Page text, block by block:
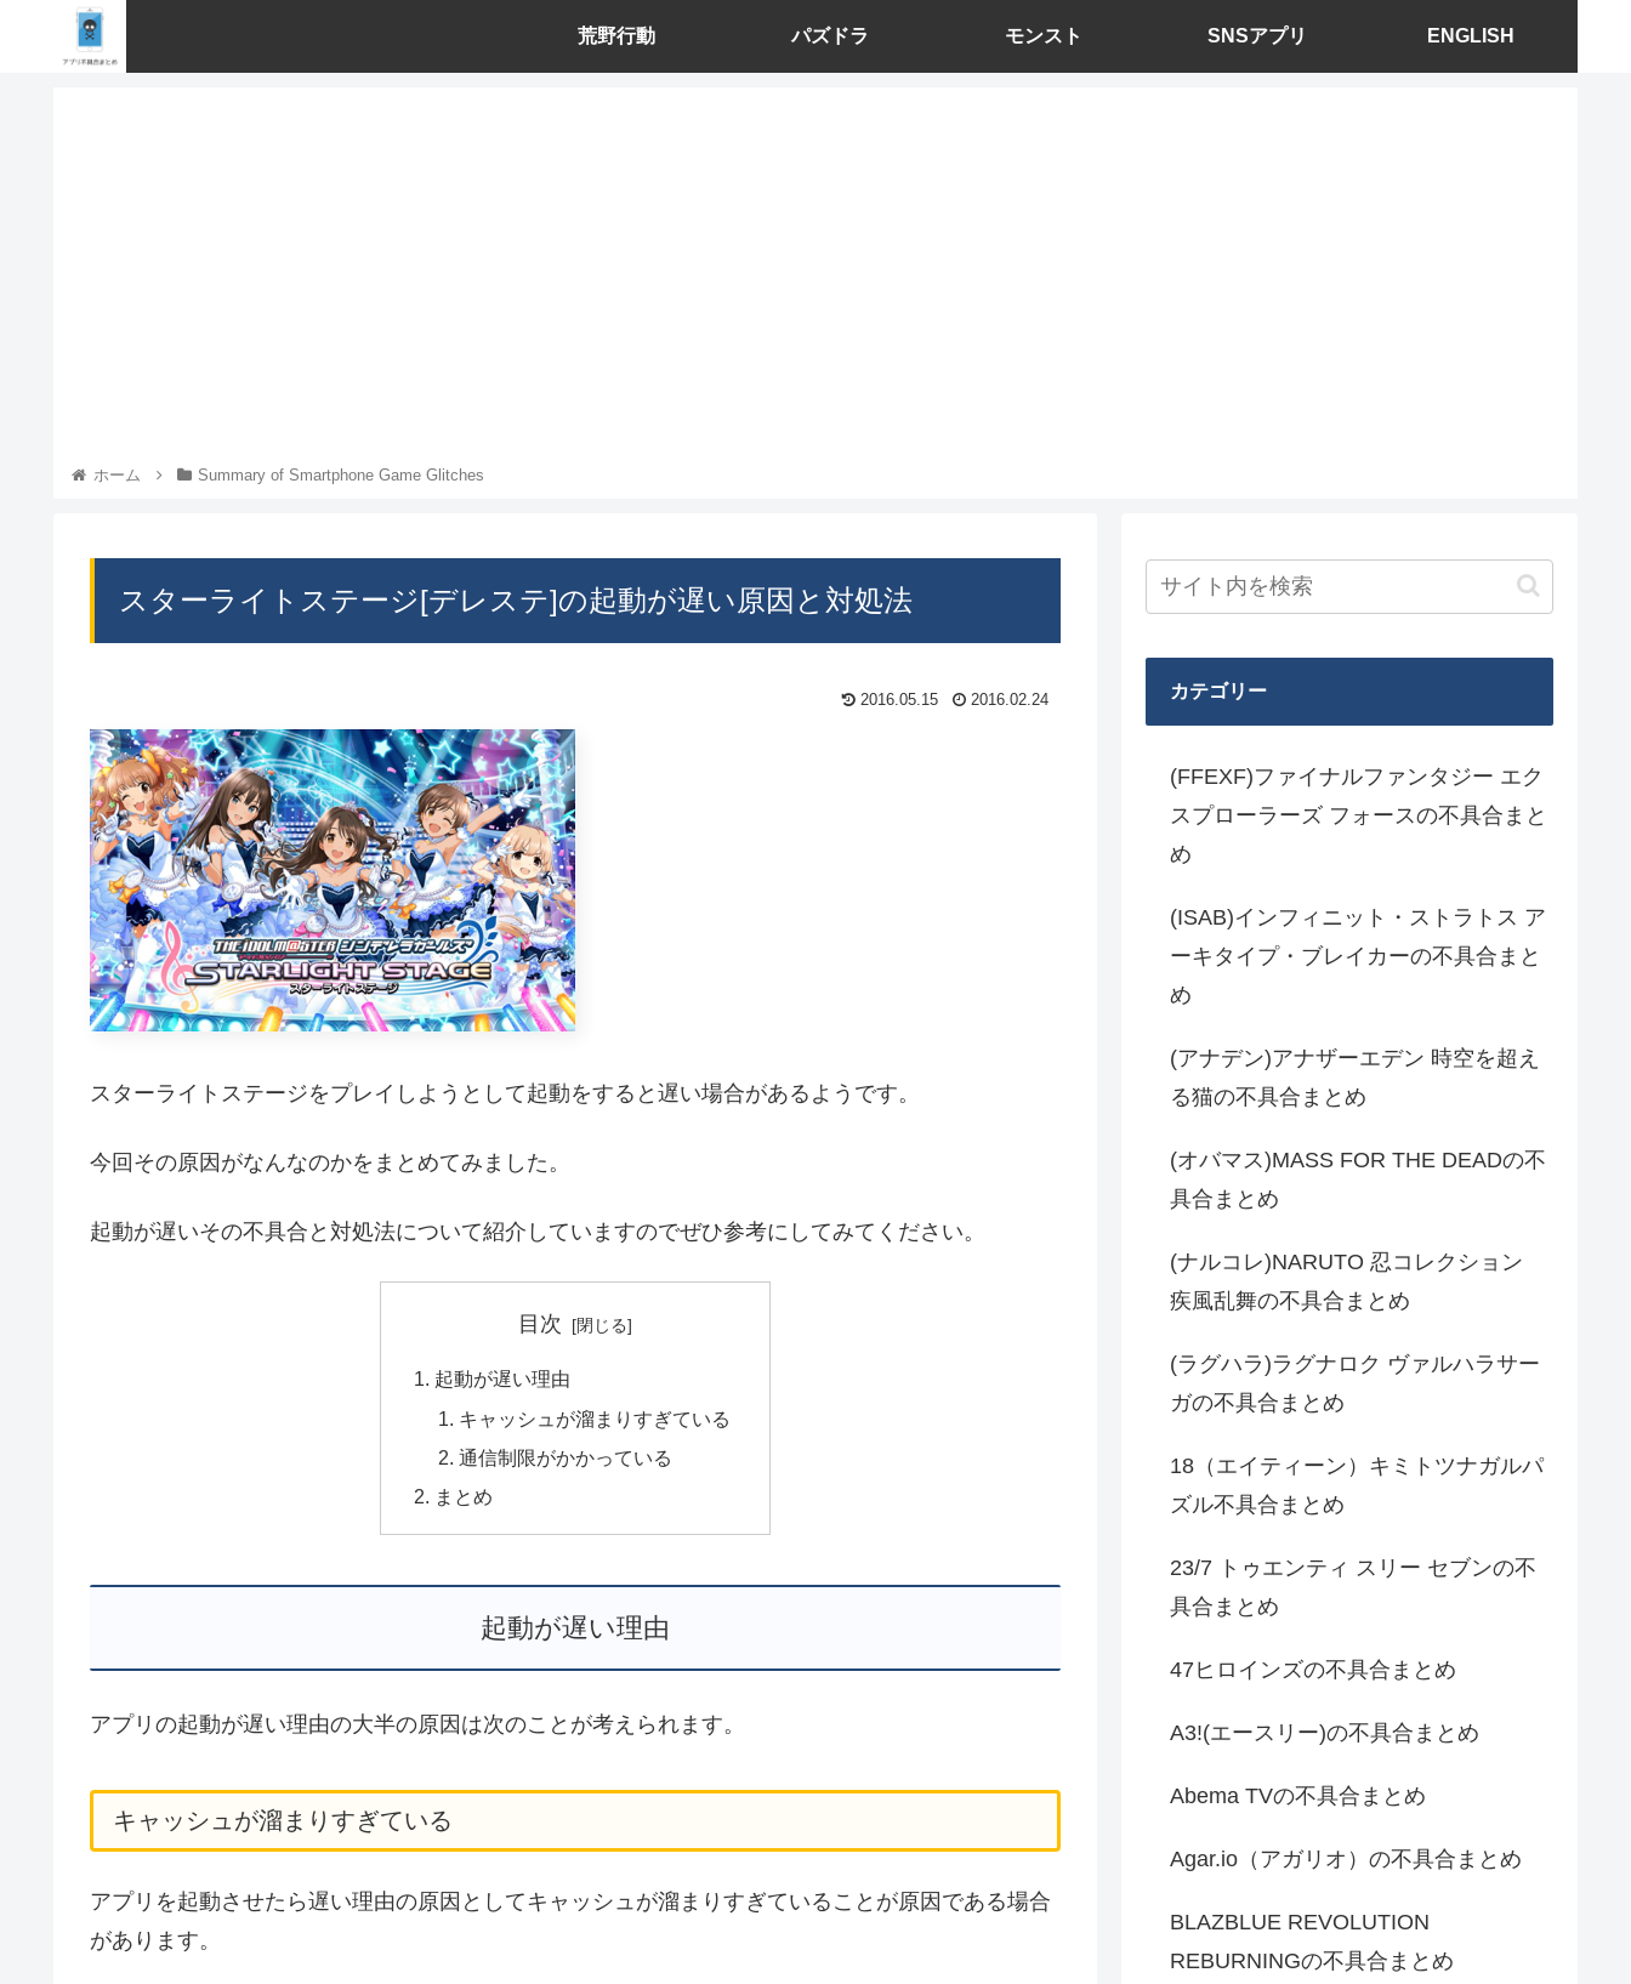
荒野行動 パズドラ モンスト SNSアプリ ENGLISH
ホーム Summary of Smartphone Game Glitches
スターライトステージ[デレステ]の起動が遅い原因と対処法
2016.05.15 2016.02.24
スターライトステージをプレイしようとして起動をすると遅い場合があるようです。
今回その原因がなんなのかをまとめてみました。
起動が遅いその不具合と対処法について紹介していますのでぜひ参考にしてみてください。
目次
起動が遅い理由
キャッシュが溜まりすぎている
通信制限がかかっている
まとめ
起動が遅い理由
アプリの起動が遅い理由の大半の原因は次のことが考えられます。
キャッシュが溜まりすぎている
アプリを起動させたら遅い理由の原因としてキャッシュが溜まりすぎていることが原因である場合
があります。
カテゴリー
(FFEXF)ファイナルファンタジー エク
スプローラーズ フォースの不具合まと
め
(ISAB)インフィニット・ストラトス ア
ーキタイプ・ブレイカーの不具合まと
め
(アナデン)アナザーエデン 時空を超え
る猫の不具合まとめ
(オバマス)MASS FOR THE DEADの不
具合まとめ
(ナルコレ)NARUTO 忍コレクション
疾風乱舞の不具合まとめ
(ラグハラ)ラグナロク ヴァルハラサー
ガの不具合まとめ
18（エイティーン）キミトツナガルパ
ズル不具合まとめ
23/7 トゥエンティ スリー セブンの不
具合まとめ
47ヒロインズの不具合まとめ
A3!(エースリー)の不具合まとめ
Abema TVの不具合まとめ
Agar.io（アガリオ）の不具合まとめ
BLAZBLUE REVOLUTION
REBURNINGの不具合まとめ